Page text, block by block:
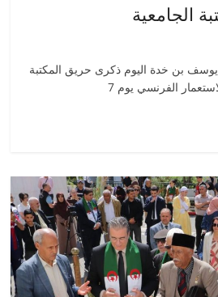
الجامعية
الجزائر 1 بن يوسف بن خدة اليوم ذكرى حريق المكتبة
الفرنسي يوم 7